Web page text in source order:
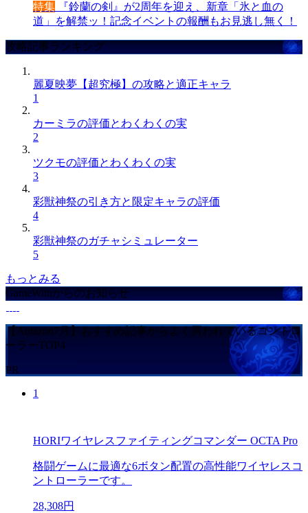
特集 『鈴蘭の剣』が2周年を迎え、新章「氷と血の
道」を解禁ッ！記念イベントの報酬もお見逃し無く！
攻略記事ランキング
麗夏映夢【超究極】の攻略と適正キャラ
1
カーミラの評価とわくわくの実
2
ツクモの評価とわくわくの実
3
彩獣神祭の引き方と限定キャラの評価
4
彩獣神祭のガチャシミュレーター
5
もっとみる
GameWithからのお知らせ
【Amazon7月】おすすめ記事からよく買われているコントロ
ーラーTOP4
PR
1
HORIワイヤレスファイティングコマンダー OCTA Pro
格闘ゲームに最適な6ボタン配置の高性能ワイヤレスコ
ントローラーです。
28,308円